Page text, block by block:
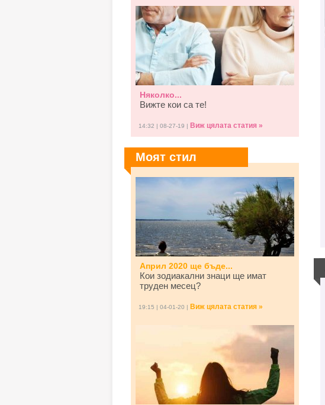
Няколко...
Вижте кои са те!
14:32 | 08-27-19 | Виж цялата статия »
Моят стил
Април 2020 ще бъде...
Кои зодиакални знаци ще имат
труден месец?
19:15 | 04-01-20 | Виж цялата статия »